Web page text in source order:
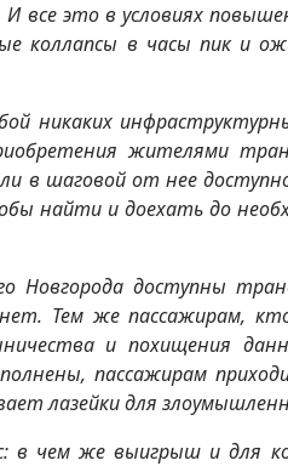
все это в условиях
коллапсы в часы пик и
никаких
жителями
в шаговой от нее
найти и доехать до
Новгорода доступны
Тем же пассажирам,
и похищения
пассажирам
лазейки для
в чем же выигрыш и для